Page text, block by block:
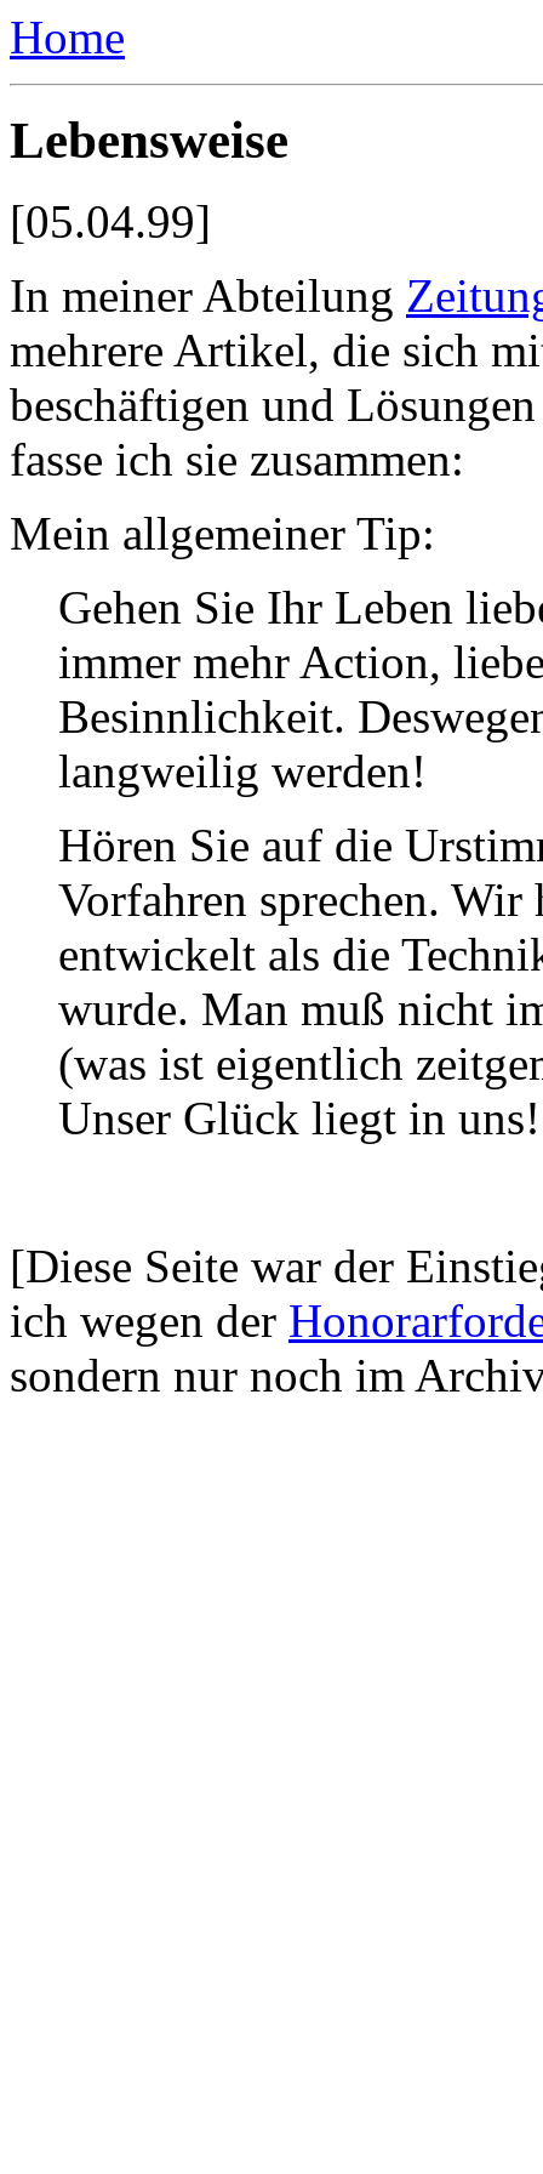
Home
Lebensweise
[05.04.99]
In meiner Abteilung
mehrere Artikel, die sich
beschäftigen und
fasse ich sie zusammen:
Mein allgemeiner Tip:
Gehen Sie Ihr Leben
immer mehr Action,
Besinnlichkeit.
langweilig werden!
Hören Sie auf die
Vorfahren sprechen. Wir
entwickelt als die
wurde. Man muß nicht
(was ist eigentlich
Unser Glück liegt in uns!
[Diese Seite war der
ich wegen der
sondern nur noch im